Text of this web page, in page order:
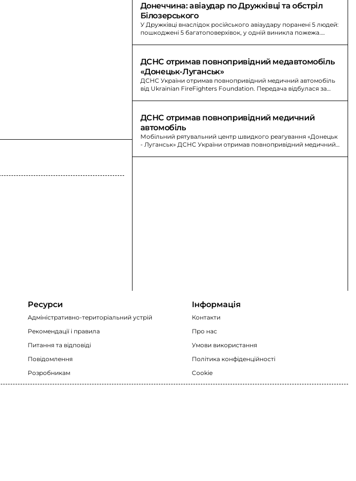
Донеччина: авіаудар по Дружківці та обстріл
Білозерського
У Дружківці внаслідок російського авіаудару поранені 5 людей:
пошкоджені 5 багатоповерхівок, у одній виникла пожежа.
ДСНС отримав повнопривідний медавтомобіль
«Донецьк-Луганськ»
ДСНС України отримав повнопривідний медичний автомобіль
від Ukrainian FireFighters Foundation. Передача відбулася за
ДСНС отримав повнопривідний медичний
автомобіль
Мобільний рятувальний центр швидкого реагування «Донецьк
- Луганськ» ДСНС України отримав повнопривідний медичний
Ресурси
Адміністративно-територіальний устрій
Рекомендації i правила
Питання та відповіді
Повідомлення
Розробникам
Інформація
Контакти
Про нас
Умови використання
Політика конфіденційності
Cookie